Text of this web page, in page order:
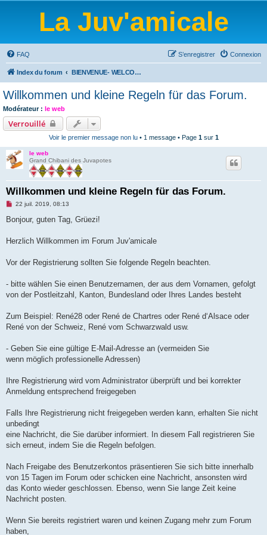
La Juv'amicale
FAQ Connexion
S’enregistrer
Index du forum BIENVENUE- WELCOME-BIENVENIDOS-WILLKOMMEN-BEM-VINDO-WELKOM
Willkommen und kleine Regeln für das Forum.
Modérateur : le web
Verrouillé
Voir le premier message non lu• 1 message • Page 1sur 1
le web
Grand Chibani des Juvapotes
Willkommen und kleine Regeln für das Forum.
M
s
g
o
u
22 juil. 2019, 08:13
Bonjour, guten Tag, Grüezi!
Herzlich Willkommen im Forum Juv'amicale
Vor der Registrierung sollten Sie folgende Regeln beachten.
- bitte wählen Sie einen Benutzernamen, der aus dem Vornamen, gefolgt
von der Postleitzahl, Kanton, Bundesland oder Ihres Landes besteht
Zum Beispiel: René28 oder René de Chartres oder René d‘Alsace oder
René von der Schweiz, René vom Schwarzwald usw.
- Geben Sie eine gültige E-Mail-Adresse an (vermeiden Sie
wenn möglich professionelle Adressen)
Ihre Registrierung wird vom Administrator überprüft und bei korrekter
Anmeldung entsprechend freigegeben
Falls Ihre Registrierung nicht freigegeben werden kann, erhalten Sie nicht
unbedingt
eine Nachricht, die Sie darüber informiert. In diesem Fall registrieren Sie
sich erneut, indem Sie die Regeln befolgen.
Nach Freigabe des Benutzerkontos präsentieren Sie sich bitte innerhalb
von 15 Tagen im Forum oder schicken eine Nachricht, ansonsten wird
das Konto wieder geschlossen. Ebenso, wenn Sie lange Zeit keine
Nachricht posten.
Wenn Sie bereits registriert waren und keinen Zugang mehr zum Forum
haben,